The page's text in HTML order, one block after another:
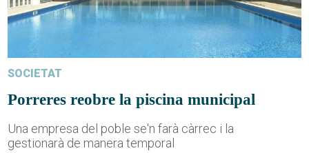
SOCIETAT
Porreres reobre la piscina municipal
Una empresa del poble se'n farà càrrec i la
gestionarà de manera temporal